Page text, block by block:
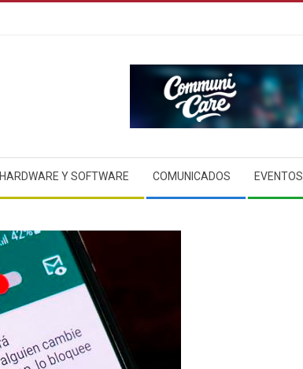
HARDWARE Y SOFTWARE COMUNICADOS EVENTOS